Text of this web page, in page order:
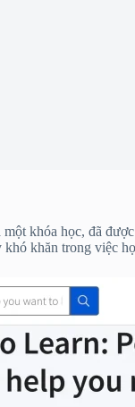
khóa học, đã
khó khăn trong việc